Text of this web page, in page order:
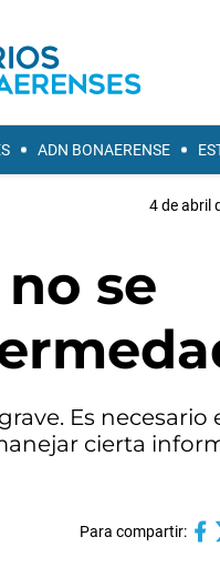
ADN BONAERENSE
4 de abril
se
Es necesario
cierta
Para compartir: